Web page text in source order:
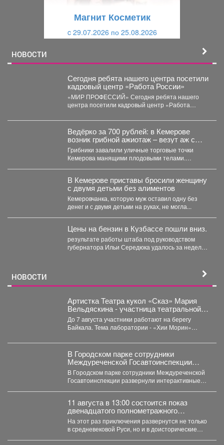
Магнит Косметик
c 29.07.2026 по 25.08.2026
НОВОСТИ
Сегодня ребята нашего центра посетили
кадровый центр «Работа России»
«МИР ПРОФЕССИЙ» Сегодня ребята нашего
центра посетили кадровый центр «Работа
Ведёрко за 700 рублей: в Кемерове
возник грибной ажиотаж – везут аж с
Алтая
Грибники завалили уличные торговые точки
Кемерова манящими плодовыми телами.
В Кемерове приставы бросили женщину
с двумя детьми без алиментов
Кемеровчанка, которую муж оставил одну без
денег и с двумя детьми на руках, не могла...
Цены на бензин в Кузбассе пошли вниз.
результате работы штаба под руководством
губернатора Ильи Середюка удалось за неделю
НОВОСТИ
Артистка Театра кукол «Сказ» Мария
Вельдяскина - участница театральной
лаборатории «Хии Морин: поэзия
стихий» на Байкале.
До 7 августа участники работают на берегу
Байкала. Тема лаборатории - «Хии Морин»
В Городском парке сотрудники
Междуреченской Госавтоинспекции
развернули интерактивные
профилактические площадки
В Городском парке сотрудники Междуреченской
Госавтоинспекции развернули интерактивные
11 августа в 13:00 состоится показ
двенадцатого полнометражного
мультфильма из знаменитой
«богатырской» франшизы - «Три
богатыря и Пуп Земли» (2023).
На этот раз приключения развернутся не только
в средневековой Руси, но и в доисторические